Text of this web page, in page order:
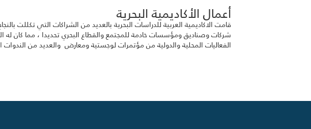
أعمال الأكاديمية البحرية
قامت الاكاديمية العربية للدراسات البحرية بالعديد من الشراكات التي تكللت
شركات وصناديق ومؤسسات خادمة للمجتمع والقطاع البحري تحديدا ، مما
الفعاليات المحلية والدولية من مؤتمرات لوجستية ومعارض والعديد من الندوات